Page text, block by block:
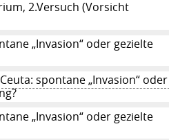
2.Versuch (Vorsicht
„Invasion“ oder gezielte
spontane „Invasion“ oder
„Invasion“ oder gezielte